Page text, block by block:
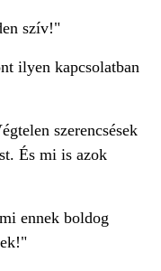
szív!"
ilyen kapcsolatban
szerencsések
És mi is azok
ennek boldog